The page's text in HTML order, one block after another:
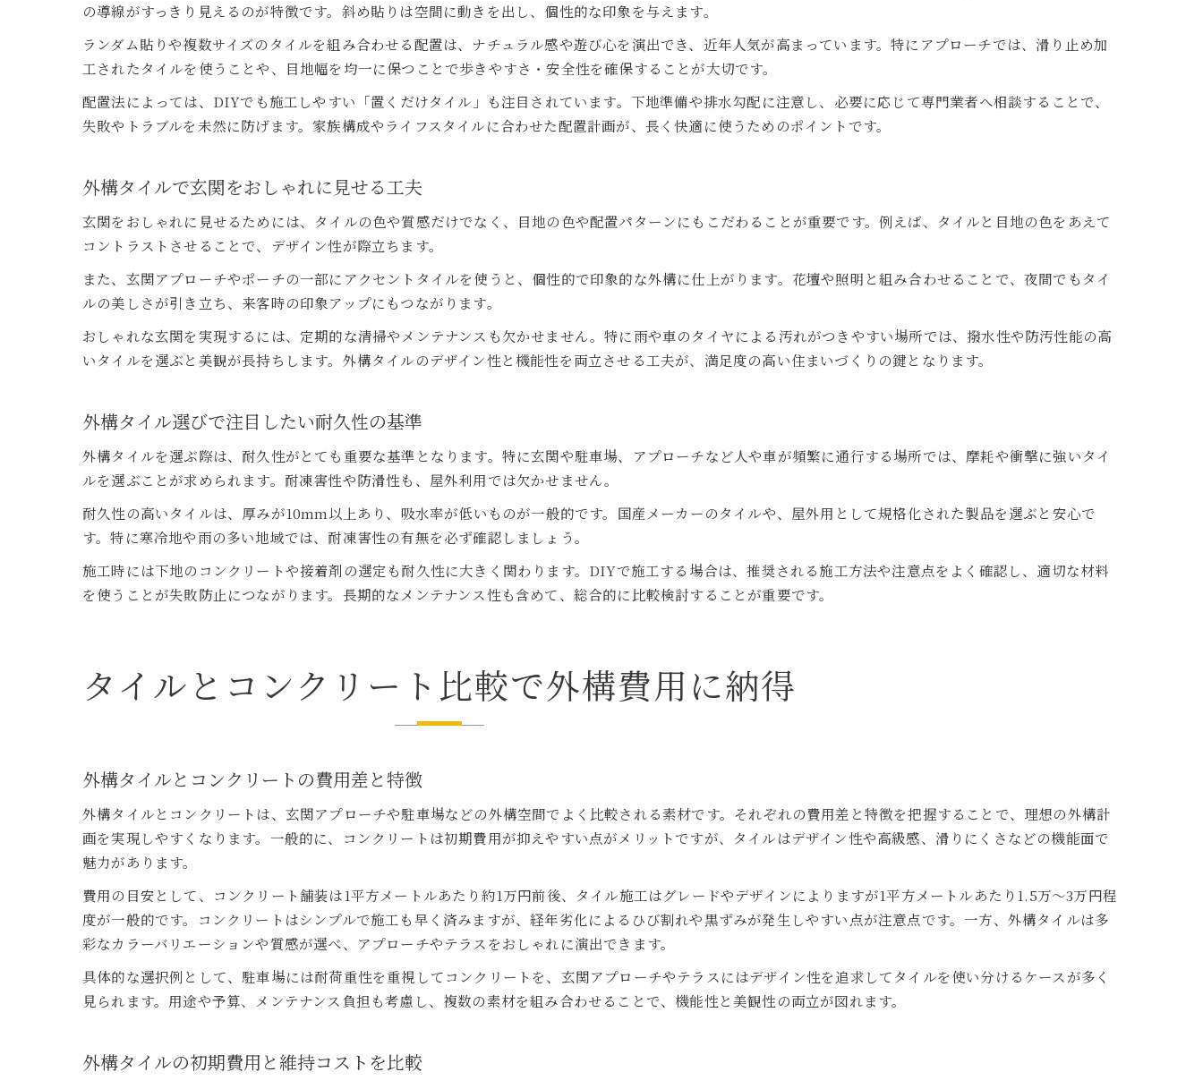
外構タイルの費用相場とコスト削減術
外構タイルの費用相場を分かりやすく解説
外構タイル費用を比較して賢く選ぶ方法
外構タイルコスト削減の具体的な工夫例
外構タイル安い購入先の選び方と注意点
の導線がすっきり見えるのが特徴です。斜め貼りは空間に動きを出し、個性的な印象を与えます。
ランダム貼りや複数サイズのタイルを組み合わせる配置は、ナチュラル感や遊び心を演出でき、近年人気が高まっています。特にアプローチでは、滑り止め加
工されたタイルを使うことや、目地幅を均一に保つことで歩きやすさ・安全性を確保することが大切です。
配置法によっては、DIYでも施工しやすい「置くだけタイル」も注目されています。下地準備や排水勾配に注意し、必要に応じて専門業者へ相談することで、
失敗やトラブルを未然に防げます。家族構成やライフスタイルに合わせた配置計画が、長く快適に使うためのポイントです。
外構タイルで玄関をおしゃれに見せる工夫
玄関をおしゃれに見せるためには、タイルの色や質感だけでなく、目地の色や配置パターンにもこだわることが重要です。例えば、タイルと目地の色をあえて
コントラストさせることで、デザイン性が際立ちます。
また、玄関アプローチやポーチの一部にアクセントタイルを使うと、個性的で印象的な外構に仕上がります。花壇や照明と組み合わせることで、夜間でもタイ
ルの美しさが引き立ち、来客時の印象アップにもつながります。
おしゃれな玄関を実現するには、定期的な清掃やメンテナンスも欠かせません。特に雨や車のタイヤによる汚れがつきやすい場所では、撥水性や防汚性能の高
いタイルを選ぶと美観が長持ちします。外構タイルのデザイン性と機能性を両立させる工夫が、満足度の高い住まいづくりの鍵となります。
外構タイル選びで注目したい耐久性の基準
外構タイルを選ぶ際は、耐久性がとても重要な基準となります。特に玄関や駐車場、アプローチなど人や車が頻繁に通行する場所では、摩耗や衝撃に強いタイ
ルを選ぶことが求められます。耐凍害性や防滑性も、屋外利用では欠かせません。
耐久性の高いタイルは、厚みが10mm以上あり、吸水率が低いものが一般的です。国産メーカーのタイルや、屋外用として規格化された製品を選ぶと安心で
す。特に寒冷地や雨の多い地域では、耐凍害性の有無を必ず確認しましょう。
施工時には下地のコンクリートや接着剤の選定も耐久性に大きく関わります。DIYで施工する場合は、推奨される施工方法や注意点をよく確認し、適切な材料
を使うことが失敗防止につながります。長期的なメンテナンス性も含めて、総合的に比較検討することが重要です。
タイルとコンクリート比較で外構費用に納得
外構タイルとコンクリートの費用差と特徴
外構タイルとコンクリートは、玄関アプローチや駐車場などの外構空間でよく比較される素材です。それぞれの費用差と特徴を把握することで、理想の外構計
画を実現しやすくなります。一般的に、コンクリートは初期費用が抑えやすい点がメリットですが、タイルはデザイン性や高級感、滑りにくさなどの機能面で
魅力があります。
費用の目安として、コンクリート舗装は1平方メートルあたり約1万円前後、タイル施工はグレードやデザインによりますが1平方メートルあたり1.5万～3万円程
度が一般的です。コンクリートはシンプルで施工も早く済みますが、経年劣化によるひび割れや黒ずみが発生しやすい点が注意点です。一方、外構タイルは多
彩なカラーバリエーションや質感が選べ、アプローチやテラスをおしゃれに演出できます。
具体的な選択例として、駐車場には耐荷重性を重視してコンクリートを、玄関アプローチやテラスにはデザイン性を追求してタイルを使い分けるケースが多く
見られます。用途や予算、メンテナンス負担も考慮し、複数の素材を組み合わせることで、機能性と美観性の両立が図れます。
外構タイルの初期費用と維持コストを比較